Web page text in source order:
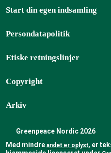
Start din egen indsamling
Persondatapolitik
Etiske retningslinjer
Copyright
Arkiv
Greenpeace Nordic 2026
Med mindre andet er oplyst, er